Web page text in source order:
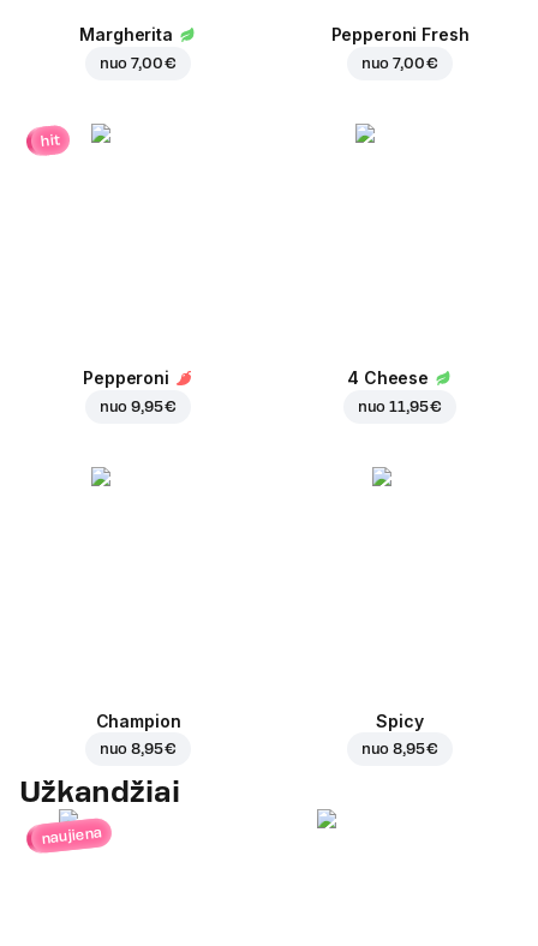
Margherita
nuo7,00 €
Pepperoni Fresh
nuo7,00 €
hit
Pepperoni
nuo9,95 €
4 Cheese
nuo11,95 €
Champion
nuo8,95 €
Spicy
nuo8,95 €
Užkandžiai
naujiena